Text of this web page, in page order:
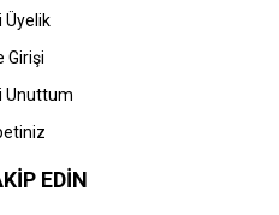
Üyelik
Girişi
Unuttum
EDİN